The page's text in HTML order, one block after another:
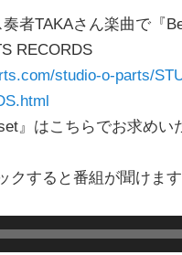
者TAKAさん楽曲で『
RECORDS
studio-o-parts/
』はこちらでお求めい
クすると番組が聞けま